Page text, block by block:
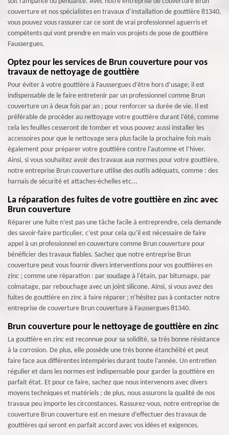
couverture et nos spécialistes en travaux d’installation de gouttière 81340,
vous pouvez vous rassurer car ce sont de vrai professionnel aguerris et
compétents qui vont prendre en main vos projets de pose de gouttière
Faussergues.
Optez pour les services de Brun couverture pour vos
travaux de nettoyage de gouttière
Pour éviter à votre gouttière à Faussergues d’être hors d’usage; il est
indispensable de le faire entretenir par un professionnel comme Brun
couverture un à deux fois par an ; pour renforcer sa durée de vie. Il est
préférable de procéder au nettoyage votre gouttière durant l’été, comme
cela les feuilles cesseront de tomber et vous pouvez aussi installer les
accessoires pour que le nettoyage sera plus facile la prochaine fois mais
également pour préparer votre gouttière contre l’automne et l’hiver.
Ainsi, si vous souhaitez avoir des travaux aux normes pour votre gouttière,
notre entreprise Brun couverture utilise des outils adéquats, comme : des
harnais de sécurité et attaches-échelles etc...
La réparation des fuites de votre gouttière en zinc avec
Brun couverture
Réparer une fuite n’est pas une tâche facile à entreprendre, cela demande
des savoir-faire particulier, c’est pour cela qu’il est nécessaire de faire
appel à un professionnel en couverture comme Brun couverture pour
bénéficier des travaux fiables. Sachez que notre entreprise Brun
couverture peut vous fournir divers interventions pour vos gouttières en
zinc ; comme une réparation : par soudage à l'étain, par bitumage, par
colmatage, par rebouchage avec un joint silicone. Ainsi, si vous avez des
fuites de gouttière en zinc à faire réparer ; n’hésitez pas à contacter notre
entreprise de couverture Brun couverture à Faussergues 81340.
Brun couverture pour le nettoyage de gouttière en zinc
La gouttière en zinc est reconnue pour sa solidité, sa très bonne résistance
à la corrosion. De plus, elle possède une très bonne étanchéité et peut
faire face aux différentes intempéries durant toute l’année. Un entretien
régulier et dans les normes est indispensable pour garder la gouttière en
parfait état. Et pour ce faire, sachez que nous intervenons avec divers
moyens techniques et matériels ; de plus, nous assurons la qualité de nos
travaux peu importe les circonstances. Rassurez-vous, notre entreprise de
couverture Brun couverture est en mesure d’effectuer des travaux de
gouttières qui seront en parfait accord avec vos idées et exigences.